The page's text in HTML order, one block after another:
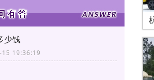
少钱
19:36:19